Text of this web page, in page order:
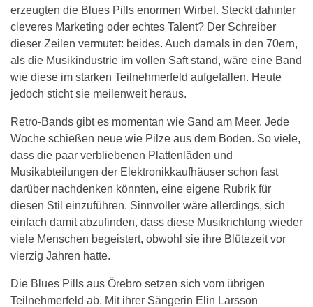
erzeugten die Blues Pills enormen Wirbel. Steckt dahinter
cleveres Marketing oder echtes Talent? Der Schreiber
dieser Zeilen vermutet: beides. Auch damals in den 70ern,
als die Musikindustrie im vollen Saft stand, wäre eine Band
wie diese im starken Teilnehmerfeld aufgefallen. Heute
jedoch sticht sie meilenweit heraus.
Retro-Bands gibt es momentan wie Sand am Meer. Jede
Woche schießen neue wie Pilze aus dem Boden. So viele,
dass die paar verbliebenen Plattenläden und
Musikabteilungen der Elektronikkaufhäuser schon fast
darüber nachdenken könnten, eine eigene Rubrik für
diesen Stil einzuführen. Sinnvoller wäre allerdings, sich
einfach damit abzufinden, dass diese Musikrichtung wieder
viele Menschen begeistert, obwohl sie ihre Blütezeit vor
vierzig Jahren hatte.
Die Blues Pills aus Örebro setzen sich vom übrigen
Teilnehmerfeld ab. Mit ihrer Sängerin Elin Larsson